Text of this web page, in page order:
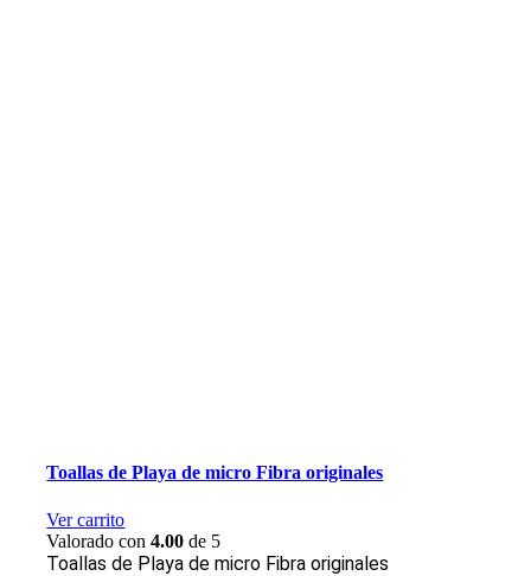
Toallas de Playa de micro Fibra originales
Ver carrito
Valorado con4.00 de 5
Toallas de Playa de micro Fibra originales